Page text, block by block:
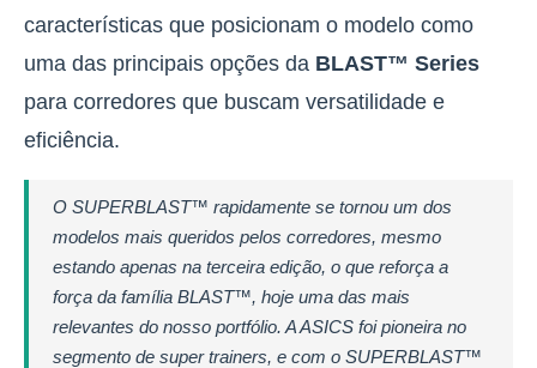
características que posicionam o modelo como
uma das principais opções da BLAST™ Series
para corredores que buscam versatilidade e
eficiência.
O SUPERBLAST™ rapidamente se tornou um dos
modelos mais queridos pelos corredores, mesmo
estando apenas na terceira edição, o que reforça a
força da família BLAST™, hoje uma das mais
relevantes do nosso portfólio. A ASICS foi pioneira no
segmento de super trainers, e com o SUPERBLAST™